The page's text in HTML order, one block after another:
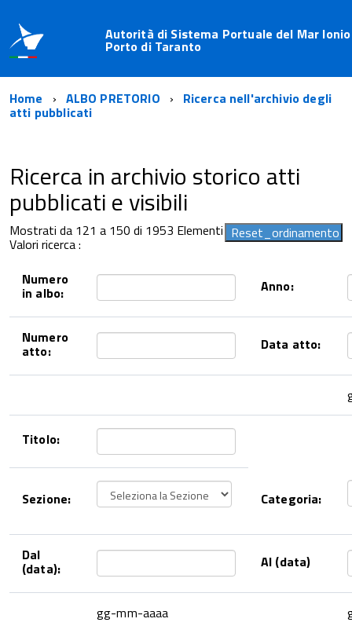
Autorità di Sistema Portuale del Mar
Porto di Taranto
Home ALBO PRETORIO Ricerca nell'archivio degli
atti pubblicati
Ricerca in archivio storico atti
pubblicati e visibili
Mostrati da 121 a 150 di 1953 Elementi
Valori ricerca :
Numero
in albo: Anno:
Numero
atto: Data atto:
Titolo:
Sezione: Categoria:
Dal
(data): Al (data)
gg-mm-aaaa